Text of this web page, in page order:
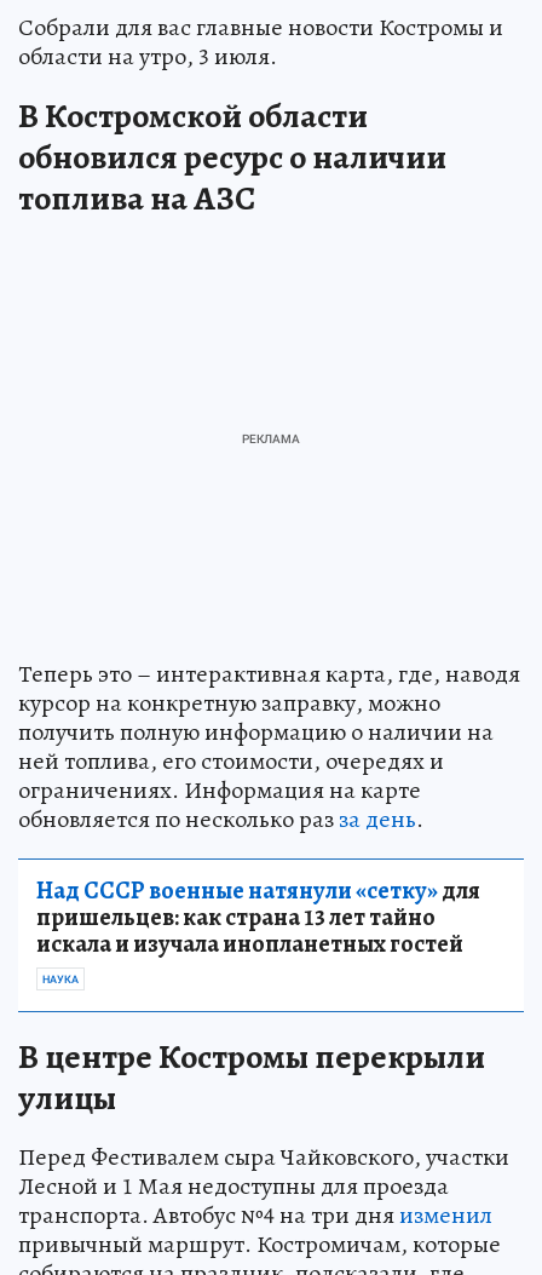
Собрали для вас главные новости Костромы и
области на утро, 3 июля.
В Костромской области
обновился ресурс о наличии
топлива на АЗС
Теперь это – интерактивная карта, где, наводя
курсор на конкретную заправку, можно
получить полную информацию о наличии на
ней топлива, его стоимости, очередях и
ограничениях. Информация на карте
обновляется по несколько разза день.
Над СССР военные натянули «сетку»для
пришельцев: как страна 13 лет тайно
искала и изучала инопланетных гостей
НАУКА
В центре Костромы перекрыли
улицы
Перед Фестивалем сыра Чайковского, участки
Лесной и 1 Мая недоступны для проезда
транспорта. Автобус №4 на три дняизменил
привычный маршрут. Костромичам, которые